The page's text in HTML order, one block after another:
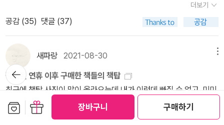
장바구니 구매하기
다. 저는 오히려 쉬울 거 같았는데..... 아르카디 나타노비치 스트루가
츠키, 보리스 나타노비치 스트루가츠키, <월요일은 토요일에 시작된
다 Понедельник начинается в субботу> / 애거사 크리스티,
<화요일 클럽의 살인 The Tuesday Club Murders> / G. K. 체스
터튼, <목요일이었던 남자 The Man Who Was Thursday> / 로
버트 A. 하인라인. <프라이데이 Friday> / 이언 매큐언, <토요일 Sa
turday> / 파트릭 모디아노, <팔월의 일요일들 Dimanches d'aou
t>4. 다음 작품들의 공통점을 서술하시오<순수의 시대> / <외국 여
자 Иностранка> / <호밀밭의 파수꾼> / <벨 자> / <캐롤>정답:
권을 읽었고,좋았던 책 Top3는 로맹가리의 <새들은 페루에 가서 죽
다>, 레오폴드의 <모피를 입은 비너스>, 조셉콘레드의 <암흑의 핵심
> 이었고,Worst는 <대머리 여가수> 였다. 이건 내가 이해를 못한 작
품이었다.이와 별도로 열린책들 35주년 세트를 5권을 읽었다. 열린
책들 35주년 20권 중 지금까지 11권 읽었고, 이제 9권 남았다. 읽고
있는 책인 이유경 작가님의 <독서공감, 사람을 읽다>는 점심시간에
주로 읽어서 아직 완독을 못했다. (아껴 읽는 책~!!) 9월에는 명절이
있어서 책을 그렇게 많이 못읽었다는 기분이 든다. 그럼에도 도선생
님 전 작품을 완독했다는 것과(종합페이퍼는 언제쓰지?), 필립 로스
더보기
공감 (35) 댓글 (37)
새파랑 2021-08-30
광복절 연휴 이후 구매한 책들의 책탑
최근에 책탑 사진이 많이 올라오는데 내가 이런데 빠질 수 없고, 미미
님께서 책 구매 디톡스를 하신다고 하기에 이를 역자극 하기 위해서
광복절 연휴 이후 구매하고 선물받은 책들로 탑을 쌓아 봤다. 광복절
뒤로가
기